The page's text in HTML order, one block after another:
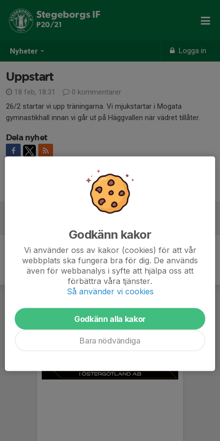
Nyheter Logga in
Stegeborgs IF
P20/21
Uppstart
18 feb, 18:31
0 kommentarer
26/2 startar vi upp träningarna. Vi mjukstartar i Mogata
gymnastikhall innan vi går ut på Häggvallen när vädret tillåter.
Dela nyhet
Godkänn kakor
Vi använder oss av kakor (cookies) för att vår
webbplats ska fungera bra för dig. De används
även för webbanalys i syfte att hjälpa oss att
förbättra våra tjänster.
Så använder vi cookies
Godkänn alla kakor
Bara nödvändiga